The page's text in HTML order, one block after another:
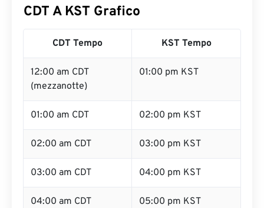
CDT A KST Grafico
CDT Tempo KST Tempo
12:00 am CDT
(mezzanotte)
01:00 pm KST
01:00 am CDT 02:00 pm KST
02:00 am CDT 03:00 pm KST
03:00 am CDT 04:00 pm KST
04:00 am CDT 05:00 pm KST